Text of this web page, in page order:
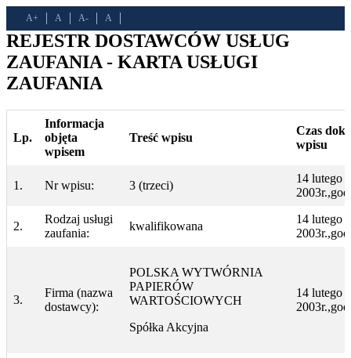
A+ A A- A
REJESTR DOSTAWCÓW USŁUG
ZAUFANIA - KARTA USŁUGI
ZAUFANIA
Lp.
Informacja
objęta
wpisem
Treść wpisu
Czas
wpisu
1. Nr wpisu: 3 (trzeci)
14 lutego
2.
Rodzaj usługi
zaufania:
kwalifikowana
14 lutego
3.
Firma (nazwa
dostawcy):
POLSKA WYTWÓRNIA
PAPIERÓW
WARTOŚCIOWYCH
Spółka Akcyjna
14 lutego